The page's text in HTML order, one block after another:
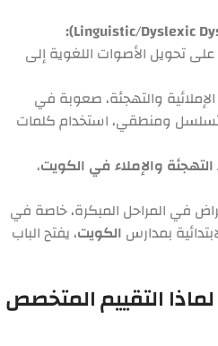
تحويل الأصوات اللغوية إلى
والتهجئة، صعوبة في
ومنطقي، استخدام كلمات
والإملاء في الكويت،
في المراحل المبكرة، خاصة في
الكويت، يفتح الباب
التقييم المتخصص